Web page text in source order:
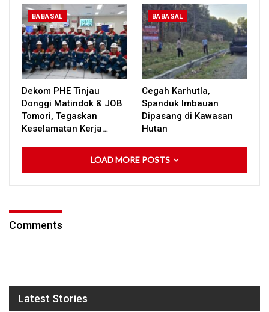
BABASAL
Dekom PHE Tinjau
Donggi Matindok & JOB
Tomori, Tegaskan
Keselamatan Kerja…
BABASAL
Cegah Karhutla,
Spanduk Imbauan
Dipasang di Kawasan
Hutan
LOAD MORE POSTS
Comments
Latest Stories